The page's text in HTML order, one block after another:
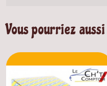
Vous pourriez